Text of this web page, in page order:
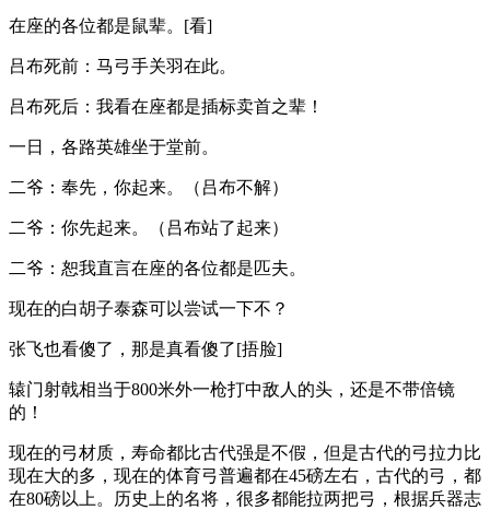
在座的各位都是鼠辈。[看]
吕布死前：马弓手关羽在此。
吕布死后：我看在座都是插标卖首之辈！
一日，各路英雄坐于堂前。
二爷：奉先，你起来。（吕布不解）
二爷：你先起来。（吕布站了起来）
二爷：恕我直言在座的各位都是匹夫。
现在的白胡子泰森可以尝试一下不？
张飞也看傻了，那是真看傻了[捂脸]
辕门射戟相当于800米外一枪打中敌人的头，还是不带倍镜
的！
现在的弓材质，寿命都比古代强是不假，但是古代的弓拉力比
现在大的多，现在的体育弓普遍都在45磅左右，古代的弓，都
在80磅以上。历史上的名将，很多都能拉两把弓，根据兵器志